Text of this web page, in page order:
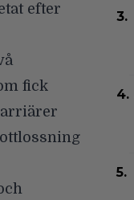
efter
fick